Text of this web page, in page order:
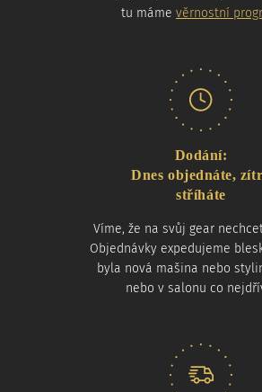
tu máme věrnostní
Dodání:
Dnes objednáte,
stříháte
Víme, že na svůj gear
Objednávky expedujeme
byla nová mašina nebo
nebo v salonu co